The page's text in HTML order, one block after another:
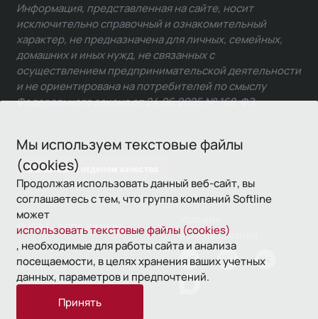
Мы используем текстовые файлы
(cookies)
Продолжая использовать данный веб-сайт, вы
соглашаетесь с тем, что группа компаний Softline
может
использовать текстовые файлы (cookies)
, необходимые для работы сайта и анализа
посещаемости, в целях хранения ваших учетных
данных, параметров и предпочтений.
Принять
Связаться с отделом качества
Информация, представленная на сайте, носит
исключительно справочный и ознакомительный
характер, не предназначена для личных, семейных,
домашних и иных нужд, не связанных с
осуществлением предпринимательской деятельности
и не ориентирована на потребителей по смыслу
Федерального закона от 24.06.2025 № 168-ФЗ.
© 1993—2026 Softline
использования
Политика
конфиденциальности